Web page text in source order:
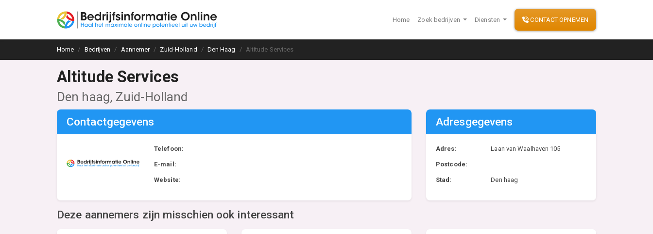
Home Zoek bedrijven Diensten CONTACT OPNEMEN
Home Bedrijven Aannemer Zuid-Holland Den Haag Altitude Services
Altitude Services
Den haag, Zuid-Holland
Contactgegevens
Telefoon:
E-mail:
Website:
Adresgegevens
Adres: Laan van Waalhaven 105
Postcode:
Stad: Den haag
Deze aannemers zijn misschien ook interessant